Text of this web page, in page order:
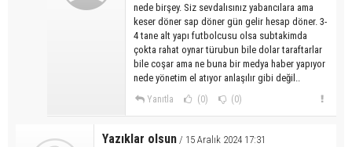
nede birşey. Siz sevdalısınız yabancılara ama
keser döner sap döner gün gelir hesap döner. 3-
4 tane alt yapı futbolcusu olsa subtakimda
çokta rahat oynar türubun bile dolar taraftarlar
bile coşar ama ne buna bir medya haber yapıyor
nede yönetim el atıyor anlaşılır gibi değil..
Yanıtla (0) (0)
Yazıklar olsun / 15 Aralık 2024 17:31